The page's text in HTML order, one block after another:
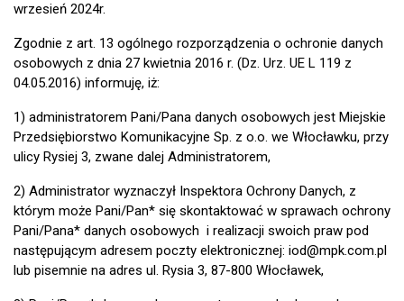
wrzesień 2024r.
Zgodnie z art. 13 ogólnego rozporządzenia o ochronie danych
osobowych z dnia 27 kwietnia 2016 r. (Dz. Urz. UE L 119 z
04.05.2016) informuję, iż:
1) administratorem Pani/Pana danych osobowych jest Miejskie
Przedsiębiorstwo Komunikacyjne Sp. z o.o. we Włocławku, przy
ulicy Rysiej 3, zwane dalej Administratorem,
2) Administrator wyznaczył Inspektora Ochrony Danych, z
którym może Pani/Pan* się skontaktować w sprawach ochrony
Pani/Pana* danych osobowych i realizacji swoich praw pod
następującym adresem poczty elektronicznej: iod@mpk.com.pl
lub pisemnie na adres ul. Rysia 3, 87-800 Włocławek,